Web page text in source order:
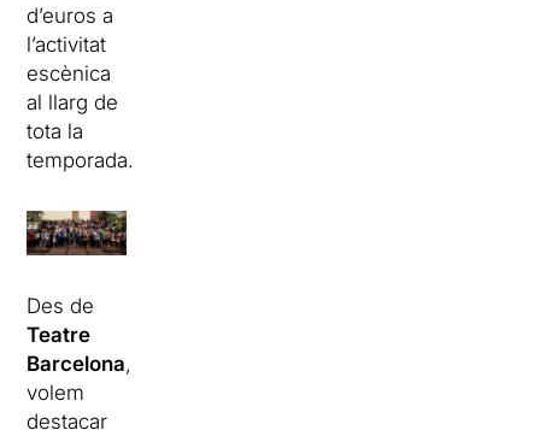
d’euros a
l’activitat
escènica
al llarg de
tota la
temporada.
Des de
Teatre
Barcelona,
volem
destacar